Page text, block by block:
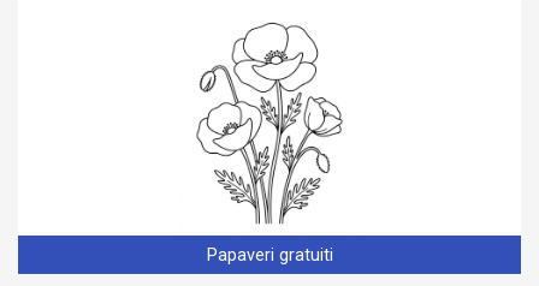
Papaveri gratuiti